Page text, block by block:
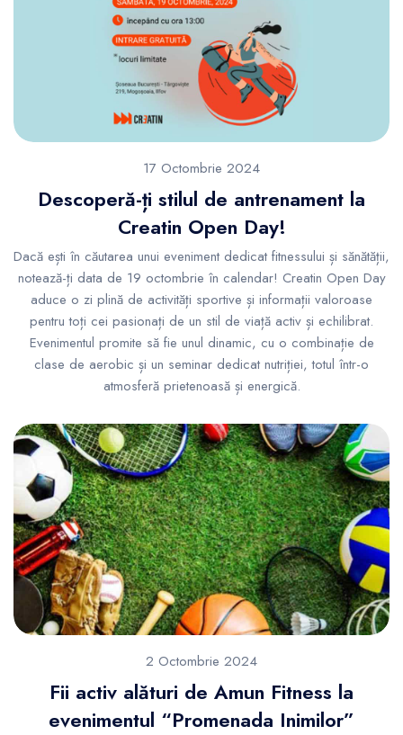
17 Octombrie 2024
Descoperă-ți stilul de antrenament la
Creatin Open Day!
Dacă ești în căutarea unui eveniment dedicat fitnessului și sănătății,
notează-ți data de 19 octombrie în calendar! Creatin Open Day
aduce o zi plină de activități sportive și informații valoroase
pentru toți cei pasionați de un stil de viață activ și echilibrat.
Evenimentul promite să fie unul dinamic, cu o combinație de
clase de aerobic și un seminar dedicat nutriției, totul într-o
atmosferă prietenoasă și energică.
2 Octombrie 2024
Fii activ alături de Amun Fitness la
evenimentul “Promenada Inimilor”